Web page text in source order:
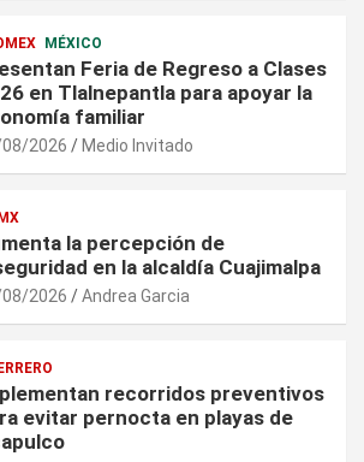
MÉXICO
Feria de Regreso a Clases
en Tlalnepantla para apoyar la
familiar
2026 Medio Invitado
la percepción de
en la alcaldía Cuajimalpa
2026 Andrea Garcia
recorridos preventivos
evitar pernocta en playas de